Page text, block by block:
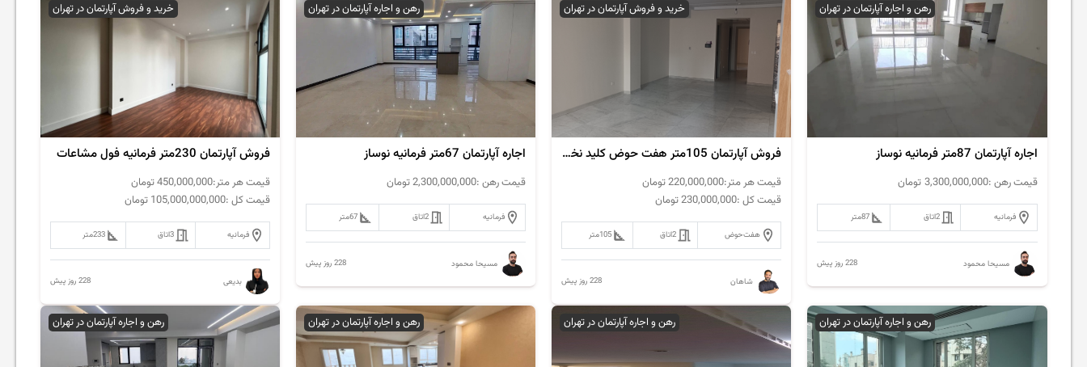
رهن و اجاره آپارتمان در تهران
اجاره آپارتمان 87متر فرمانیه نوساز
قیمت رهن :3,300,000,000 تومان
فرمانیه 2اتاق 87متر
مسیحا محمود 228 روز پیش
خرید و فروش آپارتمان در تهران
فروش آپارتمان 105متر هفت حوض کلید نخورده
قیمت هر متر:220,000,000تومان
قیمت کل :230,000,000تومان
هفت‌حوض 2اتاق 105متر
شاهان 228 روز پیش
رهن و اجاره آپارتمان در تهران
اجاره آپارتمان 67متر فرمانیه نوساز
قیمت رهن :2,300,000,000تومان
فرمانیه 2اتاق 67متر
مسیحا محمود 228 روز پیش
خرید و فروش آپارتمان در تهران
فروش آپارتمان 230متر فرمانیه فول مشاعات
قیمت هر متر:450,000,000تومان
قیمت کل :105,000,000,000 تومان
فرمانیه 3اتاق 233متر
بدیعی 228 روز پیش
رهن و اجاره آپارتمان در تهران رهن و اجاره آپارتمان در تهران رهن و اجاره آپارتمان در تهران رهن و اجاره آپارتمان در تهران